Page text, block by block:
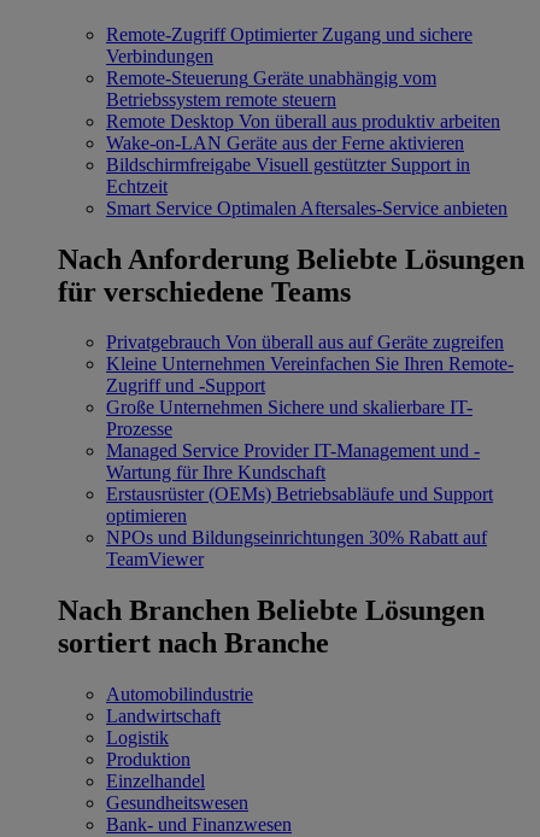
Remote-Zugriff Optimierter Zugang und sichere
Verbindungen
Remote-Steuerung Geräte unabhängig vom
Betriebssystem remote steuern
Remote Desktop Von überall aus produktiv arbeiten
Wake-on-LAN Geräte aus der Ferne aktivieren
Bildschirmfreigabe Visuell gestützter Support in
Echtzeit
Smart Service Optimalen Aftersales-Service anbieten
Nach Anforderung Beliebte Lösungen
für verschiedene Teams
Privatgebrauch Von überall aus auf Geräte zugreifen
Kleine Unternehmen Vereinfachen Sie Ihren Remote-
Zugriff und -Support
Große Unternehmen Sichere und skalierbare IT-
Prozesse
Managed Service Provider IT-Management und -
Wartung für Ihre Kundschaft
Erstausrüster (OEMs) Betriebsabläufe und Support
optimieren
NPOs und Bildungseinrichtungen 30% Rabatt auf
TeamViewer
Nach Branchen Beliebte Lösungen
sortiert nach Branche
Automobilindustrie
Landwirtschaft
Logistik
Produktion
Einzelhandel
Gesundheitswesen
Bank- und Finanzwesen